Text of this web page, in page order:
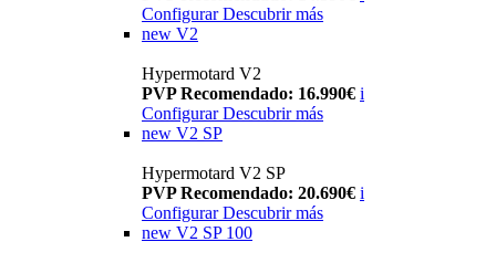
Configurar Descubrir más
new V2
Hypermotard V2
PVP Recomendado: 16.990€ i
Configurar Descubrir más
new V2 SP
Hypermotard V2 SP
PVP Recomendado: 20.690€ i
Configurar Descubrir más
new V2 SP 100